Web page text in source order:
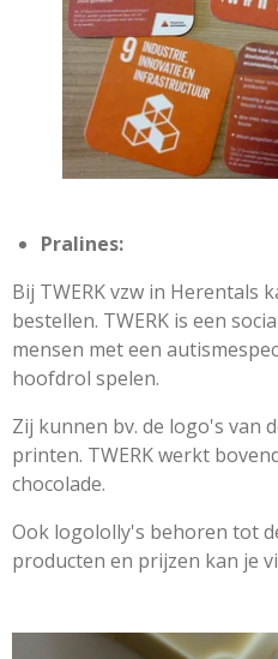
Pralines:
Bij TWERK vzw in Herentals
bestellen. TWERK is een
mensen met een
hoofdrol spelen.
Zij kunnen bv. de logo's van
printen. TWERK werkt
chocolade.
Ook logololly's behoren tot
producten en prijzen kan je